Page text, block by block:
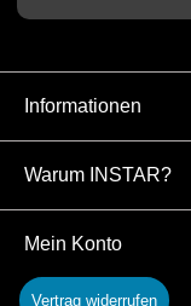
Informationen
Warum INSTAR?
Mein Konto
Vertrag widerrufen